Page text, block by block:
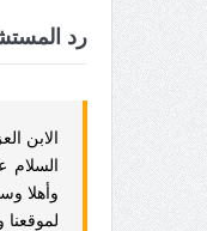
رد
الابن
السلام
وأهلا